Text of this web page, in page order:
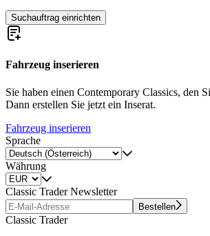
Suchauftrag einrichten
Fahrzeug inserieren
Sie haben einen Contemporary Classics, den
Dann erstellen Sie jetzt ein Inserat.
Fahrzeug inserieren
Sprache
Währung
Classic Trader Newsletter
Bestellen
Classic Trader